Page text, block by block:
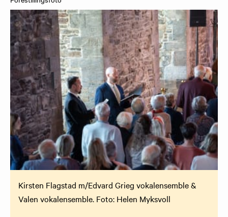
Kirsten Flagstad m/Edvard Grieg vokalensemble &
Valen vokalensemble. Foto: Helen Myksvoll